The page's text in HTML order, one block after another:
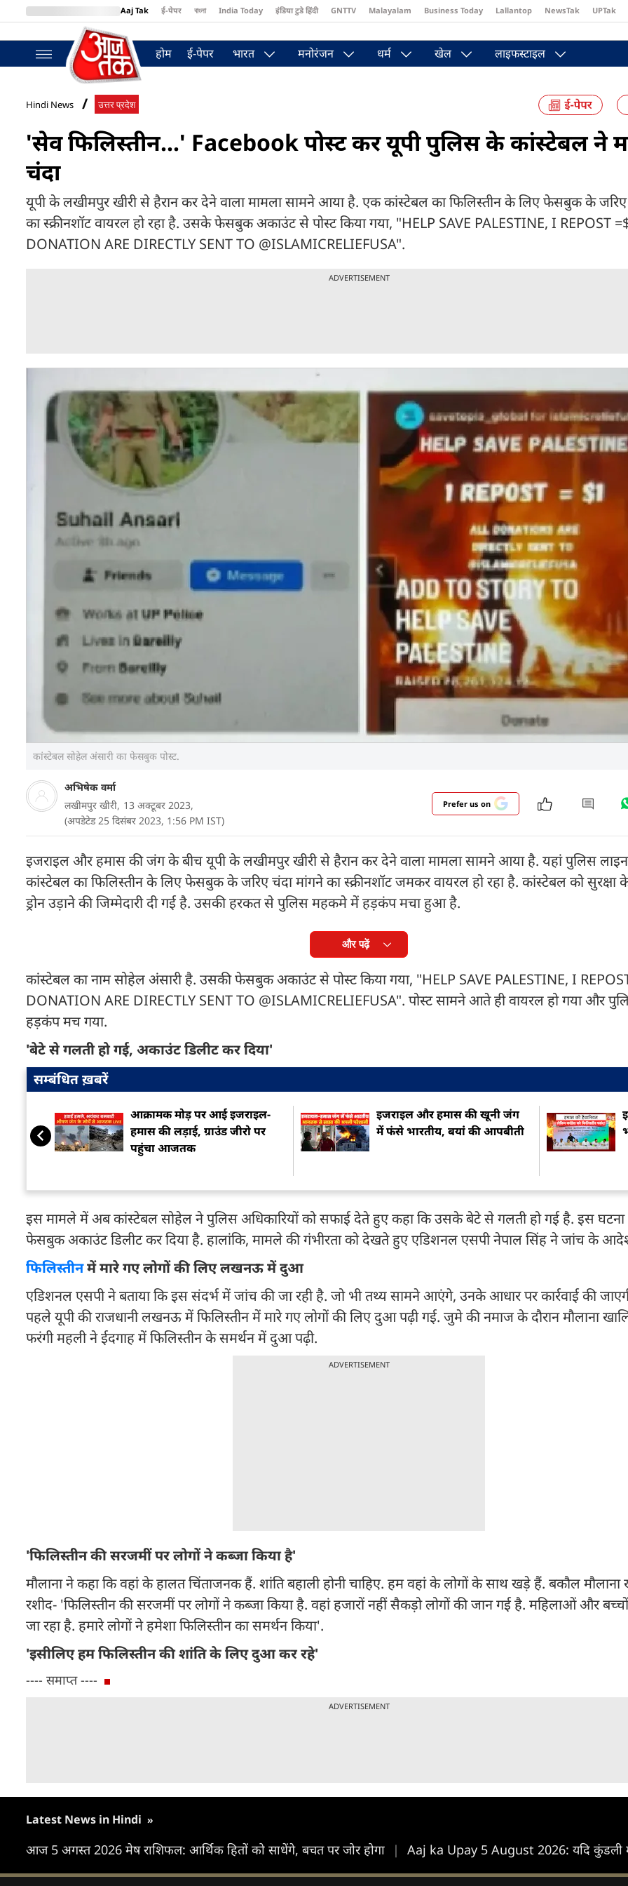
Aaj Tak ई-पेपर বাংলা India Today इंडिया टुडे हिंदी GNTTV Malayalam Business Today Lallantop NewsTak UPTak
BT Bazaar
होम ई-पेपर भारत मनोरंजन धर्म खेल लाइफस्टाइल
Hindi News उत्तर प्रदेश
'सेव फिलिस्तीन...' Facebook पोस्ट कर यूपी पुलिस के कांस्टेबल ने
चंदा
यूपी के लखीमपुर खीरी से हैरान कर देने वाला मामला सामने आया है. एक कांस्टेबल का फिलिस्तीन के लिए फेसबुक के जरिए
का स्क्रीनशॉट वायरल हो रहा है. उसके फेसबुक अकाउंट से पोस्ट किया गया, "HELP SAVE PALESTINE, I REPOST
DONATION ARE DIRECTLY SENT TO @ISLAMICRELIEFUSA".
ADVERTISEMENT
कांस्टेबल सोहेल अंसारी का फेसबुक पोस्ट.
अभिषेक वर्मा
लखीमपुर खीरी, 13 अक्टूबर 2023,
(अपडेटेड 25 दिसंबर 2023, 1:56 PM IST)
Prefer us on
इजराइल और हमास की जंग के बीच यूपी के लखीमपुर खीरी से हैरान कर देने वाला मामला सामने आया है. यहां पुलिस
कांस्टेबल का फिलिस्तीन के लिए फेसबुक के जरिए चंदा मांगने का स्क्रीनशॉट जमकर वायरल हो रहा है. कांस्टेबल को सुरक्षा
ड्रोन उड़ाने की जिम्मेदारी दी गई है. उसकी हरकत से पुलिस महकमे में हड़कंप मचा हुआ है.
और पढ़ें
कांस्टेबल का नाम सोहेल अंसारी है. उसकी फेसबुक अकाउंट से पोस्ट किया गया, "HELP SAVE PALESTINE, I
DONATION ARE DIRECTLY SENT TO @ISLAMICRELIEFUSA". पोस्ट सामने आते ही वायरल हो गया और
हड़कंप मच गया.
'बेटे से गलती हो गई, अकाउंट डिलीट कर दिया'
सम्बंधित ख़बरें
आक्रामक मोड़ पर आई इजराइल-
हमास की लड़ाई, ग्राउंड जीरो पर
पहुंचा आजतक
इजराइल और हमास की खूनी जंग
में फंसे भारतीय, बयांं की आपबीती
इस मामले में अब कांस्टेबल सोहेल ने पुलिस अधिकारियों को सफाई देते हुए कहा कि उसके बेटे से गलती हो गई है. इस
फेसबुक अकाउंट डिलीट कर दिया है. हालांकि, मामले की गंभीरता को देखते हुए एडिशनल एसपी नेपाल सिंह ने जांच के
फिलिस्तीनमें मारे गए लोगों की लिए लखनऊ में दुआ
एडिशनल एसपी ने बताया कि इस संदर्भ में जांच की जा रही है. जो भी तथ्य सामने आएंगे, उनके आधार पर कार्रवाई की
पहले यूपी की राजधानी लखनऊ में फिलिस्तीन में मारे गए लोगों की लिए दुआ पढ़ी गई. जुमे की नमाज के दौरान मौलाना
फरंगी महली ने ईदगाह में फिलिस्तीन के समर्थन में दुआ पढ़ी.
ADVERTISEMENT
'फिलिस्तीन की सरजमीं पर लोगों ने कब्जा किया है'
मौलाना ने कहा कि वहां के हालत चिंताजनक हैं. शांति बहाली होनी चाहिए. हम वहां के लोगों के साथ खड़े हैं. बकौल मौलाना
रशीद- 'फिलिस्तीन की सरजमीं पर लोगों ने कब्जा किया है. वहां हजारों नहीं सैकड़ो लोगों की जान गई है. महिलाओं और बच्चों
जा रहा है. हमारे लोगों ने हमेशा फिलिस्तीन का समर्थन किया'.
'इसीलिए हम फिलिस्तीन की शांति के लिए दुआ कर रहे'
---- समाप्त ----
ADVERTISEMENT
Latest News in Hindi »
आज 5 अगस्त 2026 मेष राशिफल: आर्थिक हितों को साधेंगे, बचत पर जोर होगा | Aaj ka Upay 5 August 2026: यदि कुंडली